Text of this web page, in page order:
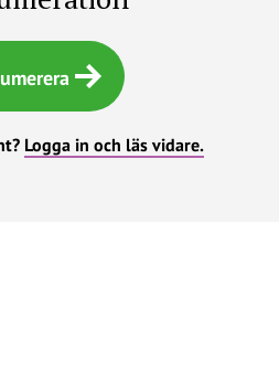
Logga in och läs vidare.